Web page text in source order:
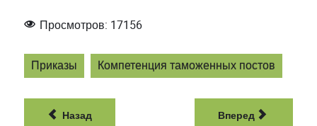
Просмотров: 17156
Приказы Компетенция таможенных постов
Назад Вперед